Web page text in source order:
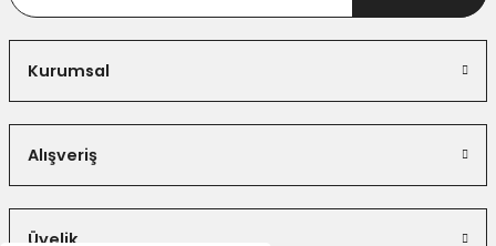
Kurumsal
Alışveriş
Üyelik